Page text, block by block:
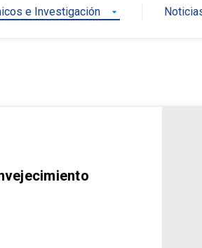
e Investigación arrow_drop_down